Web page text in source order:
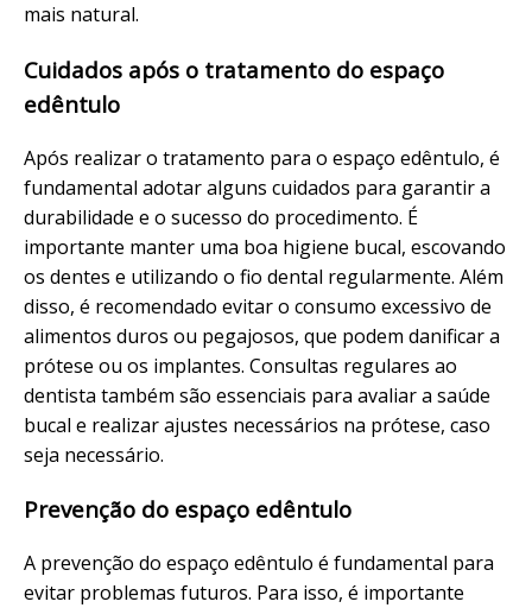
mais natural.
Cuidados após o tratamento do espaço
edêntulo
Após realizar o tratamento para o espaço edêntulo, é
fundamental adotar alguns cuidados para garantir a
durabilidade e o sucesso do procedimento. É
importante manter uma boa higiene bucal, escovando
os dentes e utilizando o fio dental regularmente. Além
disso, é recomendado evitar o consumo excessivo de
alimentos duros ou pegajosos, que podem danificar a
prótese ou os implantes. Consultas regulares ao
dentista também são essenciais para avaliar a saúde
bucal e realizar ajustes necessários na prótese, caso
seja necessário.
Prevenção do espaço edêntulo
A prevenção do espaço edêntulo é fundamental para
evitar problemas futuros. Para isso, é importante